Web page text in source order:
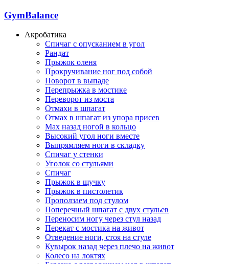
GymBalance
Акробатика
Спичаг с опусканием в угол
Рандат
Прыжок оленя
Прокручивание ног под собой
Поворот в выпаде
Перепрыжка в мостике
Переворот из моста
Отмахи в шпагат
Отмах в шпагат из упора присев
Мах назад ногой в кольцо
Высокий угол ноги вместе
Выпрямляем ноги в складку
Спичаг у стенки
Уголок со стульями
Спичаг
Прыжок в щучку
Прыжок в пистолетик
Проползаем под стулом
Поперечный шпагат с двух стульев
Переносим ногу через стул назад
Перекат с мостика на живот
Отведение ноги, стоя на стуле
Кувырок назад через плечо на живот
Колесо на локтях